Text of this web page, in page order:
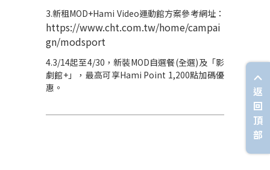
3.新租MOD+Hami Video運動館方案參考網址：
https://www.cht.com.tw/home/campai
gn/modsport
4.3/14起至4/30 ，新裝MOD自選餐(全選)及「影
劇館+」，最高可享Hami Point 1,200點加碼優
惠。
返
回
頂
部